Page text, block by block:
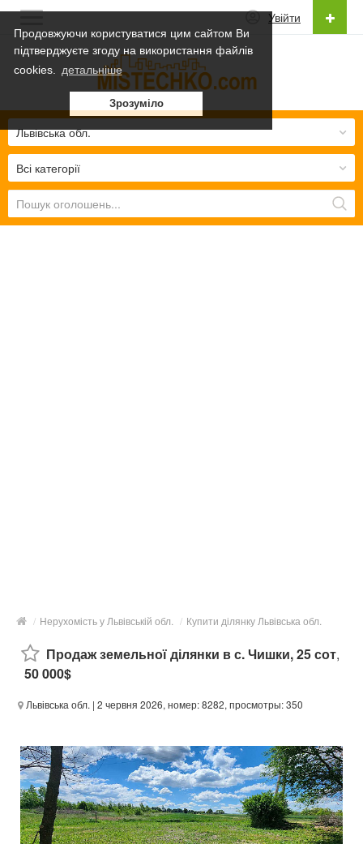
Продовжуючи користуватися цим сайтом Ви
підтверджуєте згоду на використання файлів
cookies.
детальніше
Зрозуміло
Увійти
Українська
Українська
Русский
Всі категорії
Львівська обл.
/ Нерухомість у Львівській обл. / Купити ділянку Львівська обл.
Продаж земельної ділянки в с. Чишки, 25 сот,
50 000$
Львівська обл. | 2 червня 2026, номер: 8282, просмотры: 350